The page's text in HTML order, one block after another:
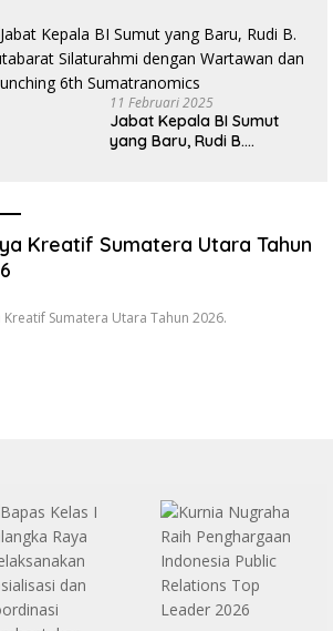
Anak
11 Februari 2025
Jabat Kepala BI Sumut
yang Baru, Rudi B.
Kreatif Sumatera Utara Tahun
Kreatif Sumatera Utara Tahun 2026.